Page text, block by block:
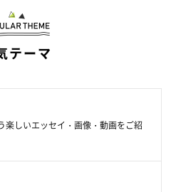
テーマ
楽しいエッセイ・画像・動画をご紹